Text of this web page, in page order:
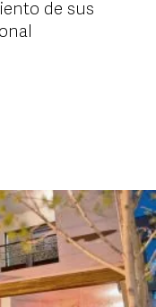
de sus